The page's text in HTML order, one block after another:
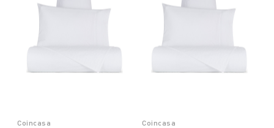
Coincasa Coincasa